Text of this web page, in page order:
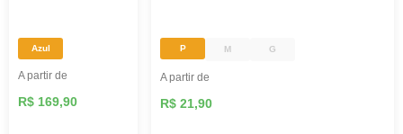
Azul
A partir de
R$ 169,90
P M G
A partir de
R$ 21,90